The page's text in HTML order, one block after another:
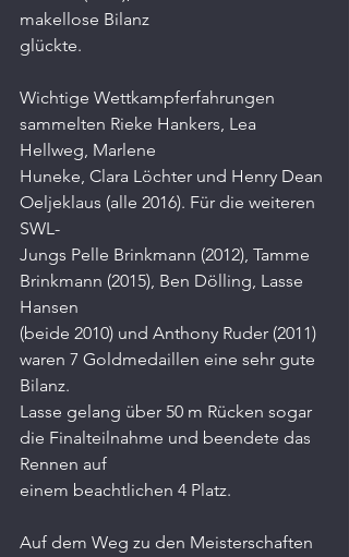
makellose Bilanz
glückte.
Wichtige Wettkampferfahrungen
sammelten Rieke Hankers, Lea
Hellweg, Marlene
Huneke, Clara Löchter und Henry Dean
Oeljeklaus (alle 2016). Für die weiteren
SWL-
Jungs Pelle Brinkmann (2012), Tamme
Brinkmann (2015), Ben Dölling, Lasse
Hansen
(beide 2010) und Anthony Ruder (2011)
waren 7 Goldmedaillen eine sehr gute
Bilanz.
Lasse gelang über 50 m Rücken sogar
die Finalteilnahme und beendete das
Rennen auf
einem beachtlichen 4 Platz.
Auf dem Weg zu den Meisterschaften